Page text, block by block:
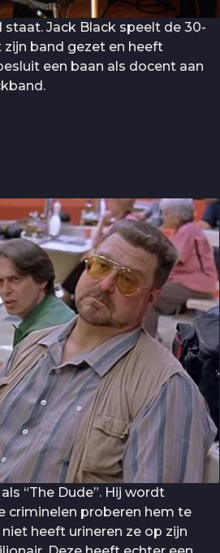
Jack Black speelt de 30-
band gezet en heeft
een baan als docent aan
“The Dude”. Hij wordt
criminelen proberen hem te
heeft urineren ze op zijn